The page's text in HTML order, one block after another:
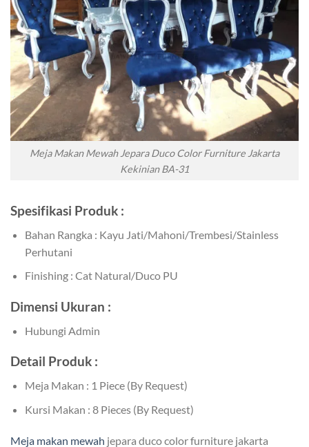
Meja Makan Mewah Jepara Duco Color Furniture Jakarta
Kekinian BA-31
Spesifikasi Produk :
Bahan Rangka : Kayu Jati/Mahoni/Trembesi/Stainless
Perhutani
Finishing : Cat Natural/Duco PU
Dimensi Ukuran :
Hubungi Admin
Detail Produk :
Meja Makan : 1 Piece (By Request)
Kursi Makan : 8 Pieces (By Request)
Meja makan mewah jepara duco color furniture jakarta